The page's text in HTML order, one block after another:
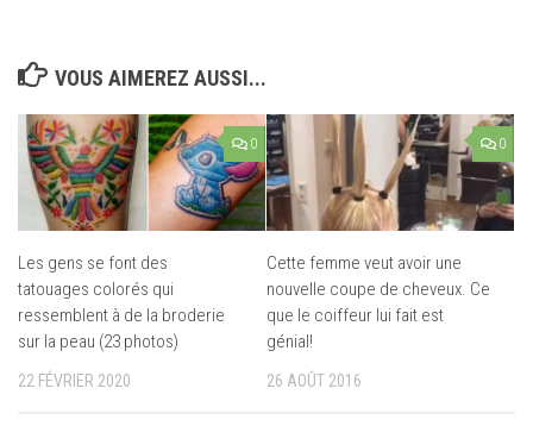
VOUS AIMEREZ AUSSI...
0
Les gens se font des
tatouages colorés qui
ressemblent à de la broderie
sur la peau (23 photos)
22 FÉVRIER 2020
0
Cette femme veut avoir une
nouvelle coupe de cheveux. Ce
que le coiffeur lui fait est
génial!
26 AOÛT 2016